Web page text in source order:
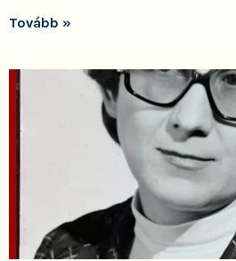
Tovább »